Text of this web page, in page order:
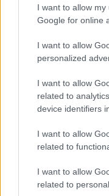
I want to allow
Google for online
I want to allow
personalized
I want to allow
related to
device identifiers
I want to allow
related to
I want to allow
related to
Rubint Réka: A
os